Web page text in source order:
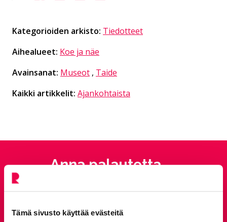
Tämä sivusto käyttää evästeitä
Kategorioiden arkisto: Tiedotteet
Aihealueet: Koe ja näe
Avainsanat: Museot , Taide
Kaikki artikkelit: Ajankohtaista
Anna palautetta
Siirtyy ulkoiselle